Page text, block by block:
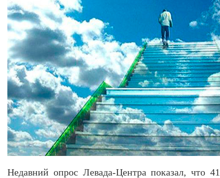
Недавний опрос Левада-Центра показал, что